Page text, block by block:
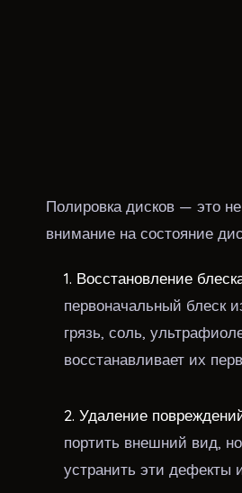
Полировка дисков — это
внимание на состояние
1. Восстановление
первоначальный блеск
грязь, соль,
восстанавливает их
2. Удаление
портить внешний вид,
устранить эти дефекты